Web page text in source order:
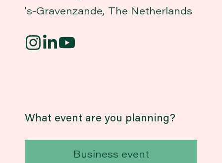
's-Gravenzande, The Netherlands
What event are you planning?
Business event